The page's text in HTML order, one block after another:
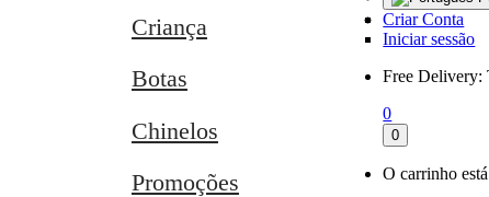
Criança
Botas
Chinelos
Promoções
Criar Conta
Iniciar sessão
Free Delivery:
0
0
O carrinho